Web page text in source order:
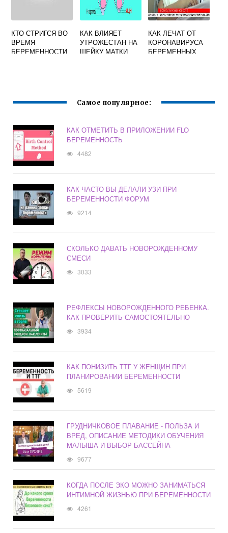
КТО СТРИГСЯ ВО
ВРЕМЯ
БЕРЕМЕННОСТИ
КАК ВЛИЯЕТ
УТРОЖЕСТАН НА
ШЕЙКУ МАТКИ
КАК ЛЕЧАТ ОТ
КОРОНАВИРУСА
БЕРЕМЕННЫХ
Самое популярное:
КАК ОТМЕТИТЬ В ПРИЛОЖЕНИИ FLO
БЕРЕМЕННОСТЬ
4482
КАК ЧАСТО ВЫ ДЕЛАЛИ УЗИ ПРИ
БЕРЕМЕННОСТИ ФОРУМ
9214
СКОЛЬКО ДАВАТЬ НОВОРОЖДЕННОМУ
СМЕСИ
3033
РЕФЛЕКСЫ НОВОРОЖДЕННОГО РЕБЕНКА.
КАК ПРОВЕРИТЬ САМОСТОЯТЕЛЬНО
3934
КАК ПОНИЗИТЬ ТТГ У ЖЕНЩИН ПРИ
ПЛАНИРОВАНИИ БЕРЕМЕННОСТИ
5619
ГРУДНИЧКОВОЕ ПЛАВАНИЕ - ПОЛЬЗА И
ВРЕД, ОПИСАНИЕ МЕТОДИКИ ОБУЧЕНИЯ
МАЛЫША И ВЫБОР БАССЕЙНА
9677
КОГДА ПОСЛЕ ЭКО МОЖНО ЗАНИМАТЬСЯ
ИНТИМНОЙ ЖИЗНЬЮ ПРИ БЕРЕМЕННОСТИ
4261